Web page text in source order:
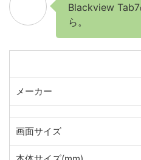
Blackview
ら。
メーカー
画面サイズ